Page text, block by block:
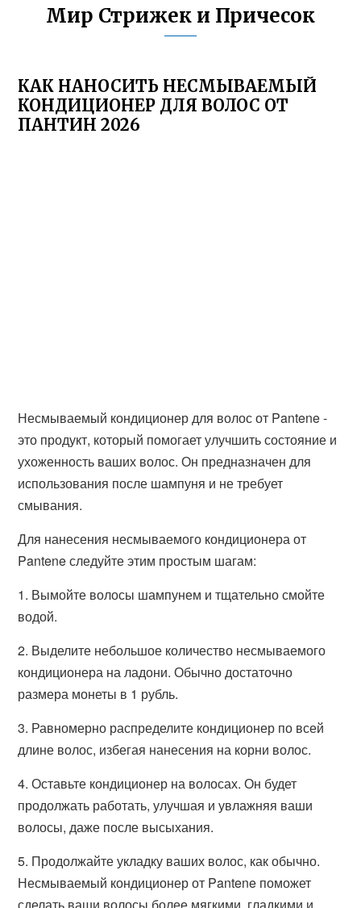
Мир Стрижек и Причесок
КАК НАНОСИТЬ НЕСМЫВАЕМЫЙ
КОНДИЦИОНЕР ДЛЯ ВОЛОС ОТ
ПАНТИН 2026
Несмываемый кондиционер для волос от Pantene -
это продукт, который помогает улучшить состояние и
ухоженность ваших волос. Он предназначен для
использования после шампуня и не требует
смывания.
Для нанесения несмываемого кондиционера от
Pantene следуйте этим простым шагам:
1. Вымойте волосы шампунем и тщательно смойте
водой.
2. Выделите небольшое количество несмываемого
кондиционера на ладони. Обычно достаточно
размера монеты в 1 рубль.
3. Равномерно распределите кондиционер по всей
длине волос, избегая нанесения на корни волос.
4. Оставьте кондиционер на волосах. Он будет
продолжать работать, улучшая и увлажняя ваши
волосы, даже после высыхания.
5. Продолжайте укладку ваших волос, как обычно.
Несмываемый кондиционер от Pantene поможет